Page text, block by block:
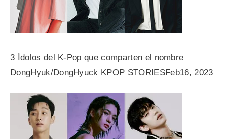
3 Ídolos del K-Pop que comparten el nombre
DongHyuk/DongHyuck KPOP STORIESFeb16, 2023